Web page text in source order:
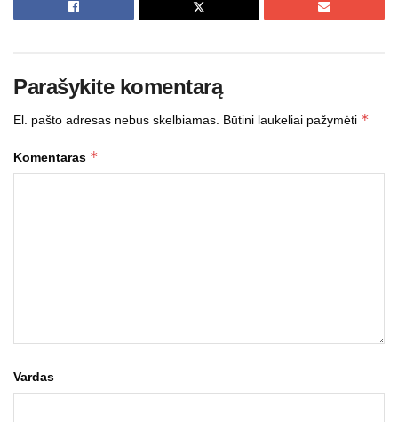
Parašykite komentarą
El. pašto adresas nebus skelbiamas. Būtini laukeliai pažymėti *
Komentaras *
Vardas